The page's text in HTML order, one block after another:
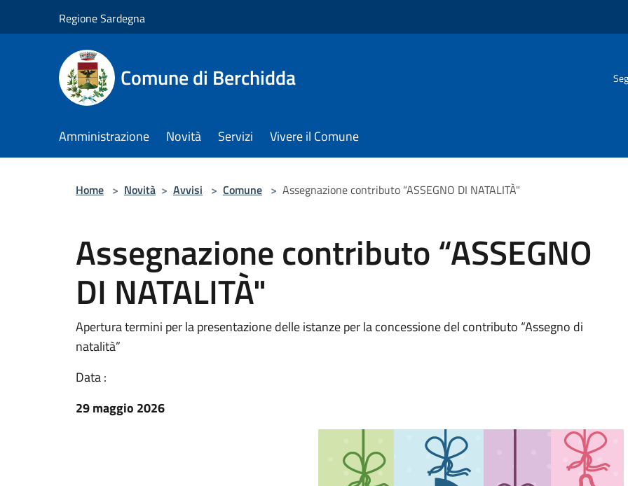
Regione Sardegna
Comune di Berchidda
Amministrazione Novità Servizi Vivere il Comune
Home > Novità > Avvisi > Comune > Assegnazione contributo “ASSEGNO DI NATALITÀ"
Assegnazione contributo “ASSEGNO
DI NATALITÀ"
Apertura termini per la presentazione delle istanze per la concessione del contributo “Assegno di
natalità”
Data :
29 maggio 2026